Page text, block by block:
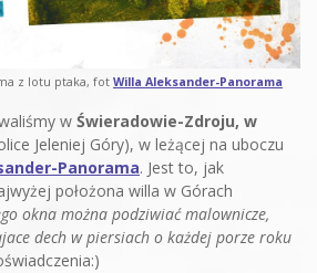
z lotu ptaka, fot Willa Aleksander-Panorama
w Świeradowie-Zdroju, w
Jeleniej Góry), w leżącej na uboczu
Panorama. Jest to, jak
położona willa w Górach
okna można podziwiać malownicze,
dech w piersiach o każdej porze roku